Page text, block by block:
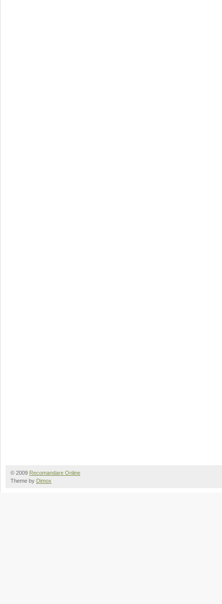
© 2009 Recomandare Online
Theme by Dimox